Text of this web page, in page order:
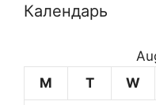
Календарь
M
T W